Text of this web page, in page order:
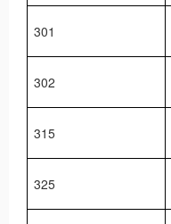
301
302
315
325